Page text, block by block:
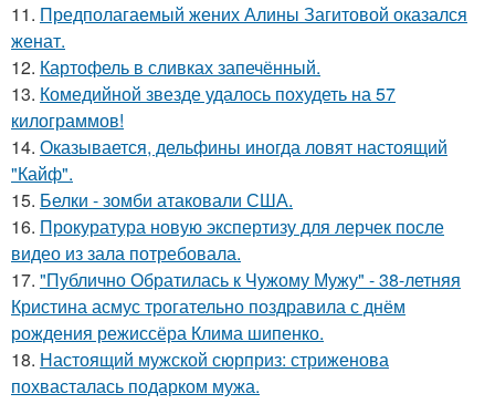
11. Предполагаемый жених Алины Загитовой оказался
женат.
12. Картофель в сливках запечённый.
13. Комедийной звезде удалось похудеть на 57
килограммов!
14. Оказывается, дельфины иногда ловят настоящий
"Кайф".
15. Белки - зомби атаковали США.
16. Прокуратура новую экспертизу для лерчек после
видео из зала потребовала.
17. "Публично Обратилась к Чужому Мужу" - 38-летняя
Кристина асмус трогательно поздравила с днём
рождения режиссёра Клима шипенко.
18. Настоящий мужской сюрприз: стриженова
похвасталась подарком мужа.